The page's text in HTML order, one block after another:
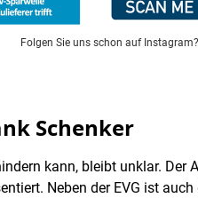
Folgen Sie uns schon auf Instagram?
Schenker
kann, bleibt unklar.
Neben der EVG ist